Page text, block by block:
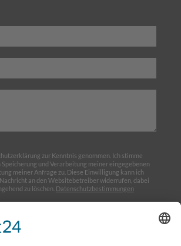
zur Kenntnis genommen. Ich stimme
und Verarbeitung meiner eingegebenen
meiner Anfrage zu. Diese Einwilligung kann ich
an den Websitebetreiber widerrufen, dabei
zu löschen. Datenschutzbestimmungen